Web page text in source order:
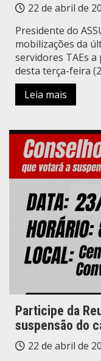
22 de abril de
Presidente do
mobilizações da
servidores TAEs
desta terça-feira
Leia mais
Participe da
suspensão do
22 de abril de